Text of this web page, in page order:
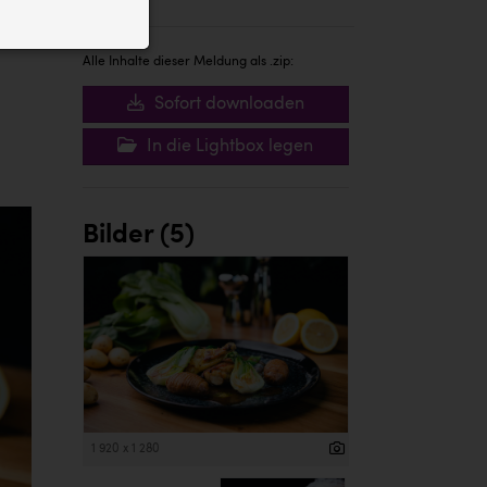
Alle Inhalte dieser Meldung als .zip:
Sofort downloaden
In die Lightbox legen
Bilder (5)
1 920 x 1 280
Website